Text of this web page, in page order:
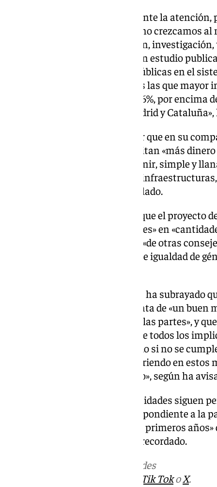
«Nos llama poderosa y tristemente la
que las universidades públicas no crezcamos
no sólo por la labor de formación,
sino también» porque, «según un estudio
impacto de las universidades públicas en el
universidades andaluzas somos las que mayor
regional, concretamente un 2,96%, por encima
mucho más potentes como Madrid y
El rector ha insistido en señalar que en su
universidades andaluzas necesitan «más
laborales que tenemos que asumir, simple y
los fondos que necesitan «para
docencia de calidad», ha apostillado.
De igual modo, ha advertido de que el proyecto
contempla «importantes recortes» en
universidades públicas reciben «de otras
«políticas fundamentalmente de igualdad de
El representante de los rectores ha subrayado
han dotado de la mano de la Junta de «un
trabajo y del consenso de todas las partes», y
asentimiento por primera vez de todos los
quedará reducido a papel mojado si no se
desgraciadamente, ya está ocurriendo en
aprobar el próximo Presupuesto», según ha
Así, ha señalado que las universidades siguen
abonen 16.855.000 euros correspondiente a la
reconoce el modelo para los dos primeros
«termina ya este año» 2024, ha recordado.
en las redes
Tik TokoX.